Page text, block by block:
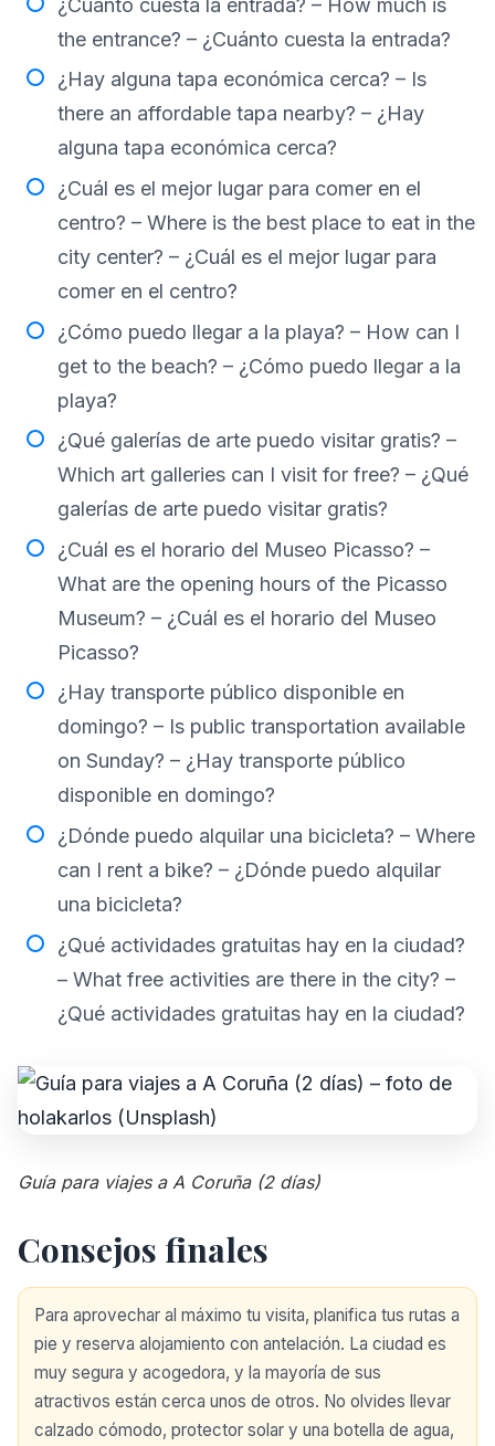
¿Cuánto cuesta la entrada? – How much is
the entrance? – ¿Cuánto cuesta la entrada?
¿Hay alguna tapa económica cerca? – Is
there an affordable tapa nearby? – ¿Hay
alguna tapa económica cerca?
¿Cuál es el mejor lugar para comer en el
centro? – Where is the best place to eat in the
city center? – ¿Cuál es el mejor lugar para
comer en el centro?
¿Cómo puedo llegar a la playa? – How can I
get to the beach? – ¿Cómo puedo llegar a la
playa?
¿Qué galerías de arte puedo visitar gratis? –
Which art galleries can I visit for free? – ¿Qué
galerías de arte puedo visitar gratis?
¿Cuál es el horario del Museo Picasso? –
What are the opening hours of the Picasso
Museum? – ¿Cuál es el horario del Museo
Picasso?
¿Hay transporte público disponible en
domingo? – Is public transportation available
on Sunday? – ¿Hay transporte público
disponible en domingo?
¿Dónde puedo alquilar una bicicleta? – Where
can I rent a bike? – ¿Dónde puedo alquilar
una bicicleta?
¿Qué actividades gratuitas hay en la ciudad?
– What free activities are there in the city? –
¿Qué actividades gratuitas hay en la ciudad?
Guía para viajes a A Coruña (2 días)
Consejos finales
Para aprovechar al máximo tu visita, planifica tus rutas a
pie y reserva alojamiento con antelación. La ciudad es
muy segura y acogedora, y la mayoría de sus
atractivos están cerca unos de otros. No olvides llevar
calzado cómodo, protector solar y una botella de agua,